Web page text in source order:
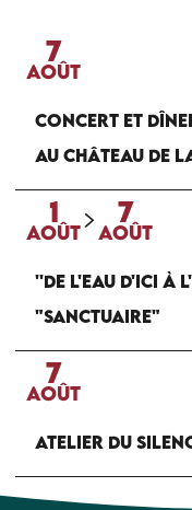
7
AOÛT
CONCERT ET
AU CHÂTEAU DE
1
AOÛT
7
AOÛT
''DE L'EAU D'ICI À
"SANCTUAIRE"
7
AOÛT
ATELIER DU